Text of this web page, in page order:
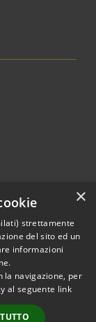
2026 • Comune di
• Powered by
• Accesso
×
strettamente
del sito ed un
informazioni
la navigazione, per
al seguente link